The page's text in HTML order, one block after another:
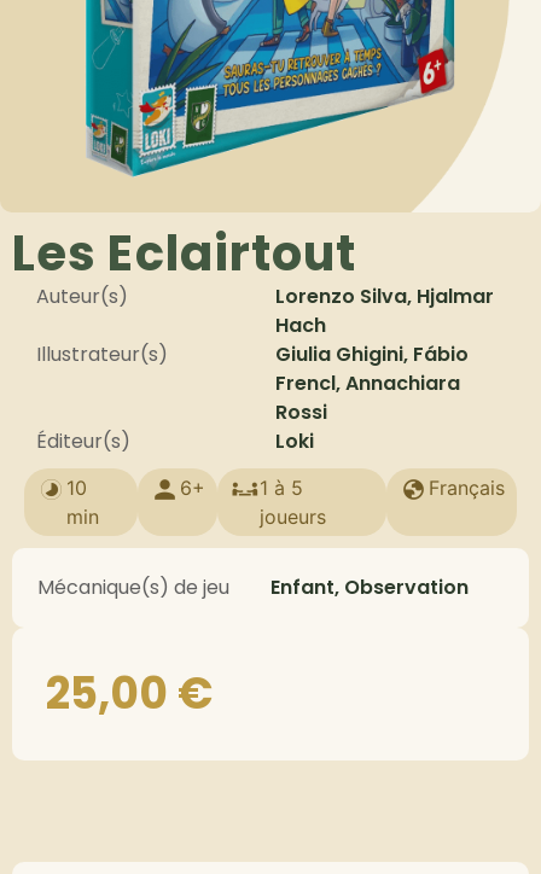
Les Eclairtout
Auteur(s)
Lorenzo Silva, Hjalmar
Hach
Illustrateur(s)
Giulia Ghigini, Fábio
Frencl, Annachiara
Rossi
Éditeur(s)
Loki
10
min
6+
1 à 5
joueurs
Français
Mécanique(s) de jeu Enfant, Observation
25,00€